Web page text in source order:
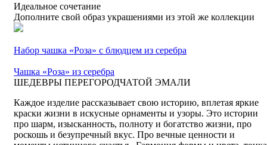
Идеальное сочетание
Дополните свой образ украшениями из этой же коллекции
Набор чашка «Роза» с блюдцем из серебра
Чашка «Роза» из серебра
ШЕДЕВРЫ ПЕРЕГОРОДЧАТОЙ ЭМАЛИ
Каждое изделие рассказывает свою историю, вплетая яркие
краски жизни в искусные орнаменты и узоры. Это истории
про шарм, изысканность, полноту и богатство жизни, про
роскошь и безупречный вкус. Про вечные ценности и